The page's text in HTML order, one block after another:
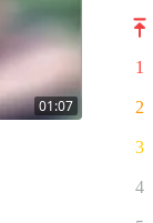
01:07
1
2
3
4